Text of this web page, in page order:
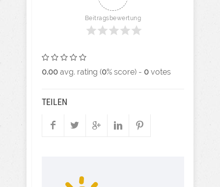
Beitragsbewertung
0.00 avg. rating (0% score) - 0 votes
TEILEN